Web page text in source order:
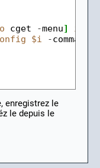
cget -menu]
index
$i -command
enregistrez le
le depuis le